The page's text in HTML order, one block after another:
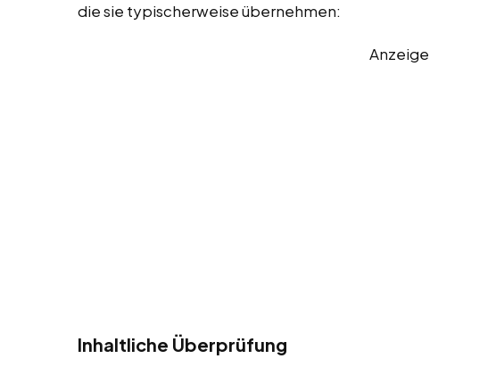
die sie typischerweise übernehmen:
Anzeige
Inhaltliche Überprüfung